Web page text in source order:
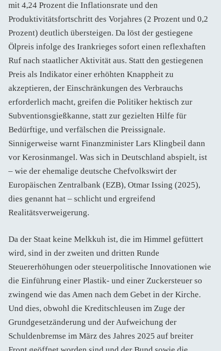
mit 4,24 Prozent die Inflationsrate und den
Produktivitätsfortschritt des Vorjahres (2 Prozent und 0,2
Prozent) deutlich übersteigen. Da löst der gestiegene
Ölpreis infolge des Irankrieges sofort einen reflexhaften
Ruf nach staatlicher Aktivität aus. Statt den gestiegenen
Preis als Indikator einer erhöhten Knappheit zu
akzeptieren, der Einschränkungen des Verbrauchs
erforderlich macht, greifen die Politiker hektisch zur
Subventionsgießkanne, statt zur gezielten Hilfe für
Bedürftige, und verfälschen die Preissignale.
Sinnigerweise warnt Finanzminister Lars Klingbeil dann
vor Kerosinmangel. Was sich in Deutschland abspielt, ist
– wie der ehemalige deutsche Chefvolkswirt der
Europäischen Zentralbank (EZB), Otmar Issing (2025),
dies genannt hat – schlicht und ergreifend
Realitätsverweigerung.
Da der Staat keine Melkkuh ist, die im Himmel gefüttert
wird, sind in der zweiten und dritten Runde
Steuererhöhungen oder steuerpolitische Innovationen wie
die Einführung einer Plastik- und einer Zuckersteuer so
zwingend wie das Amen nach dem Gebet in der Kirche.
Und dies, obwohl die Kreditschleusen im Zuge der
Grundgesetzänderung und der Aufweichung der
Schuldenbremse im März des Jahres 2025 auf breiter